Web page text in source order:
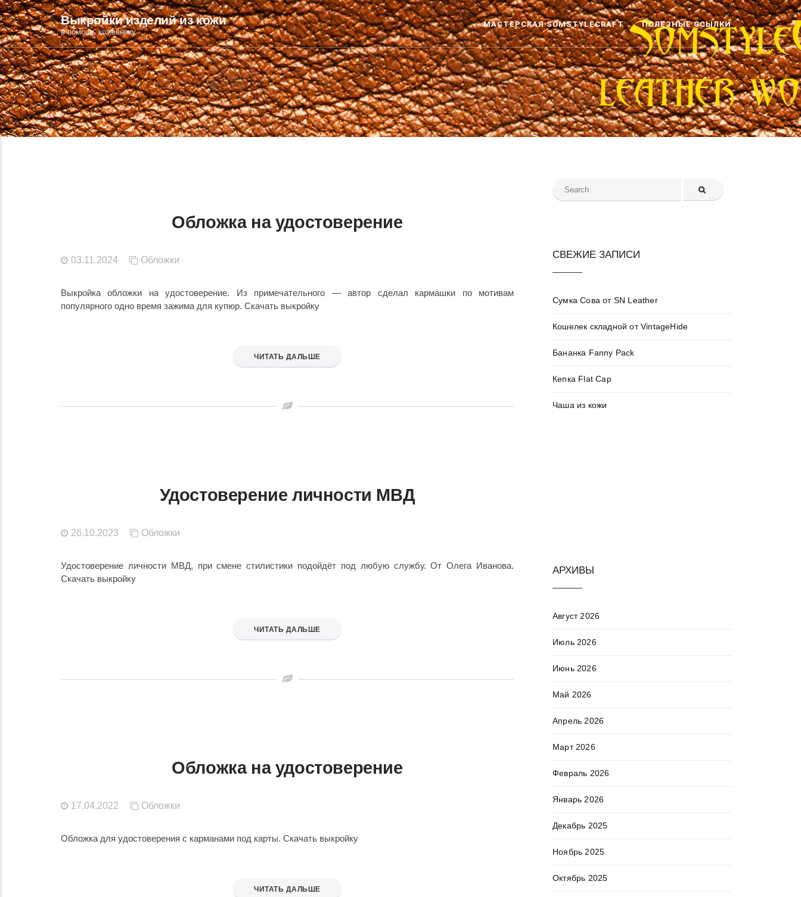
Выкройки изделий из кожи
в помощь кожевнику
МАСТЕРСКАЯ SOMSTYLECRAFT ПОЛЕЗНЫЕ ССЫЛКИ
Обложка на удостоверение
03.11.2024 Обложки
Выкройка обложки на удостоверение. Из примечательного — автор сделал кармашки по мотивам
популярного одно время зажима для купюр. Скачать выкройку
ЧИТАТЬ ДАЛЬШЕ
Удостоверение личности МВД
26.10.2023 Обложки
Удостоверение личности МВД, при смене стилистики подойдёт под любую службу. От Олега Иванова.
Скачать выкройку
ЧИТАТЬ ДАЛЬШЕ
Обложка на удостоверение
17.04.2022 Обложки
Обложка для удостоверения с карманами под карты. Скачать выкройку
ЧИТАТЬ ДАЛЬШЕ
for:
СВЕЖИЕ ЗАПИСИ
Сумка Сова от SN Leather
Кошелек складной от VintageHide
Бананка Fanny Pack
Кепка Flat Cap
Чаша из кожи
АРХИВЫ
Август 2026
Июль 2026
Июнь 2026
Май 2026
Апрель 2026
Март 2026
Февраль 2026
Январь 2026
Декабрь 2025
Ноябрь 2025
Октябрь 2025